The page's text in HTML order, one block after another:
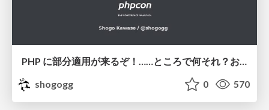
PHP に部分適用が来るぞ！……ところで何それ？おいしいの？ #phpcon / phpcon-2026
shogogg
0 570